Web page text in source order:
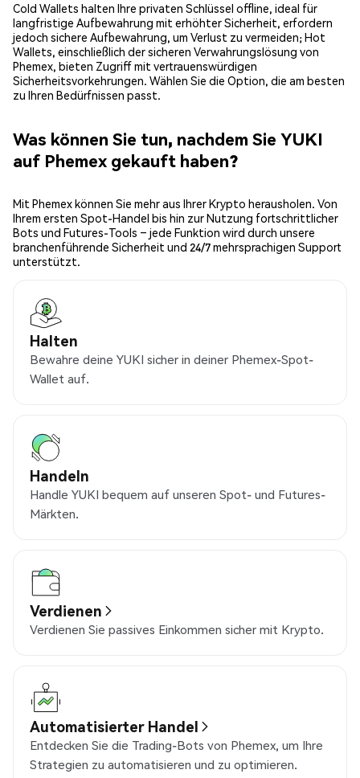
Cold Wallets halten Ihre privaten Schlüssel offline, ideal für
langfristige Aufbewahrung mit erhöhter Sicherheit, erfordern
jedoch sichere Aufbewahrung, um Verlust zu vermeiden; Hot
Wallets, einschließlich der sicheren Verwahrungslösung von
Phemex, bieten Zugriff mit vertrauenswürdigen
Sicherheitsvorkehrungen. Wählen Sie die Option, die am besten
zu Ihren Bedürfnissen passt.
Was können Sie tun, nachdem Sie YUKI
auf Phemex gekauft haben?
Mit Phemex können Sie mehr aus Ihrer Krypto herausholen. Von
Ihrem ersten Spot-Handel bis hin zur Nutzung fortschrittlicher
Bots und Futures-Tools – jede Funktion wird durch unsere
branchenführende Sicherheit und 24/7 mehrsprachigen Support
unterstützt.
Halten
Bewahre deine YUKI sicher in deiner Phemex-Spot-
Wallet auf.
Handeln
Handle YUKI bequem auf unseren Spot- und Futures-
Märkten.
Verdienen
Verdienen Sie passives Einkommen sicher mit Krypto.
Automatisierter Handel
Entdecken Sie die Trading-Bots von Phemex, um Ihre
Strategien zu automatisieren und zu optimieren.